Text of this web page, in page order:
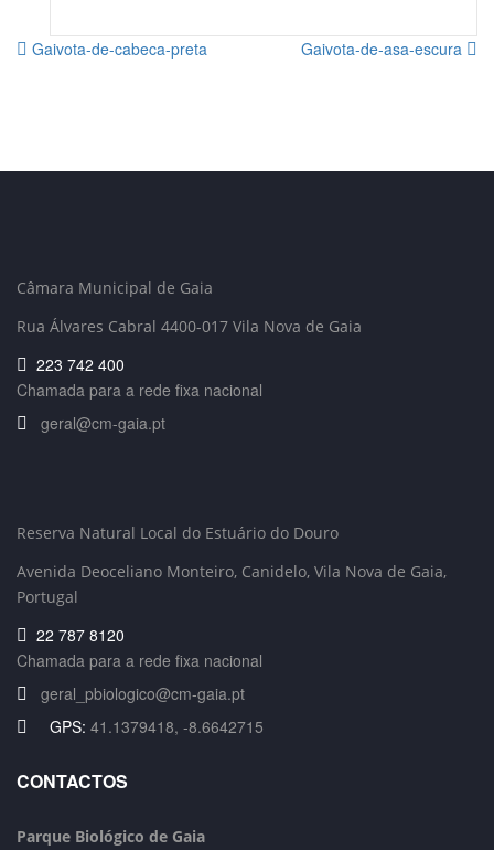
Gaivota-de-cabeca-preta Gaivota-de-asa-escura
Câmara Municipal de Gaia
Rua Álvares Cabral 4400-017 Vila Nova de Gaia
223 742 400
Chamada para a rede fixa nacional
geral@cm-gaia.pt
Reserva Natural Local do Estuário do Douro
Avenida Deoceliano Monteiro, Canidelo, Vila Nova de Gaia,
Portugal
22 787 8120
Chamada para a rede fixa nacional
geral_pbiologico@cm-gaia.pt
GPS: 41.1379418, -8.6642715
CONTACTOS
Parque Biológico de Gaia